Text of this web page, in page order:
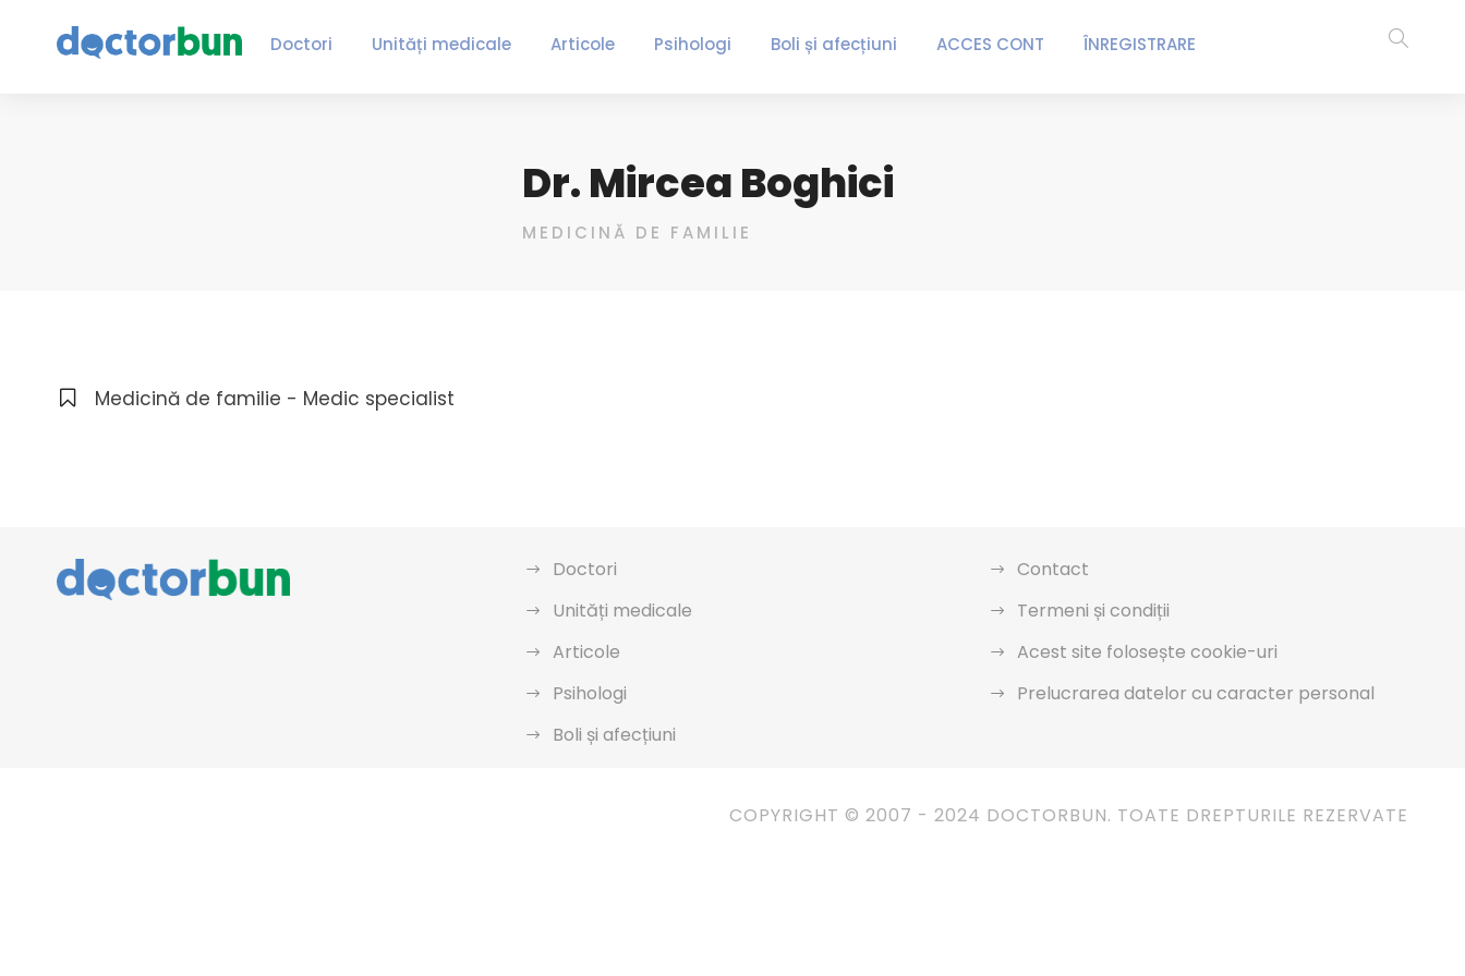
Doctori Unități medicale Articole Psihologi Boli și afecțiuni ACCES CONT ÎNREGISTRARE
Dr. Mircea Boghici
MEDICINĂ DE FAMILIE
Medicină de familie - Medic specialist
Doctori
Unități medicale
Articole
Psihologi
Boli și afecțiuni
Contact
Termeni și condiții
Acest site folosește cookie-uri
Prelucrarea datelor cu caracter personal
COPYRIGHT © 2007 - 2024 DOCTORBUN. TOATE DREPTURILE REZERVATE